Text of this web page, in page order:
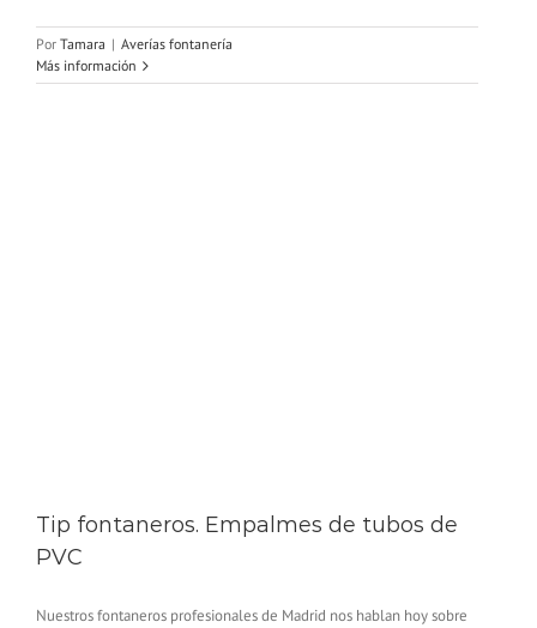
Por Tamara | Averías fontanería
Más información
Tip fontaneros. Empalmes de tubos de
PVC
Nuestros fontaneros profesionales de Madrid nos hablan hoy sobre